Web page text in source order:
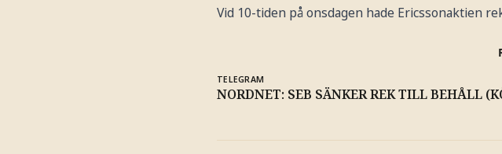
Vid 10-tiden på onsdagen hade Ericssonaktien
TELEGRAM
NORDNET: SEB SÄNKER REK TILL BEHÅLL